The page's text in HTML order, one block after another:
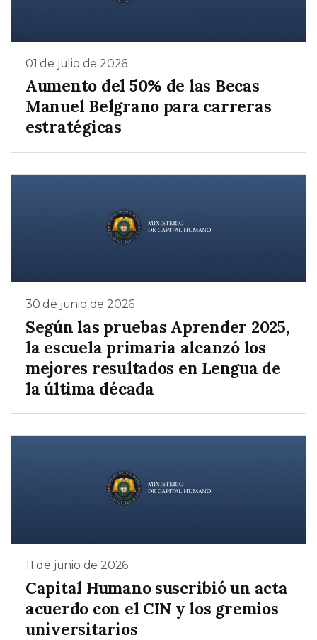
01 de julio de 2026
Aumento del 50% de las Becas
Manuel Belgrano para carreras
estratégicas
30 de junio de 2026
Según las pruebas Aprender 2025,
la escuela primaria alcanzó los
mejores resultados en Lengua de
la última década
11 de junio de 2026
Capital Humano suscribió un acta
acuerdo con el CIN y los gremios
universitarios